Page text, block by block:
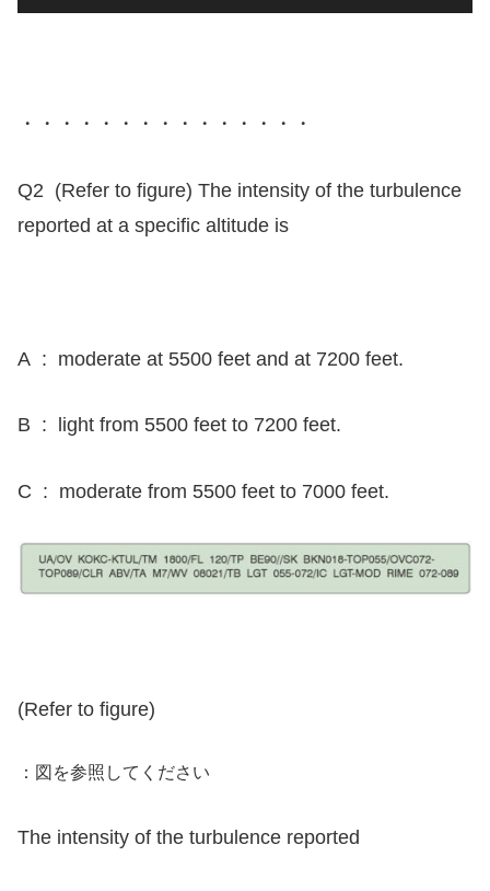
声
・・・・・・・・・・・・・・・
Q2 (Refer to figure) The intensity of the turbulence
reported at a specific altitude is
A : moderate at 5500 feet and at 7200 feet.
B : light from 5500 feet to 7200 feet.
C : moderate from 5500 feet to 7000 feet.
(Refer to figure)
：図を参照してください
The intensity of the turbulence reported